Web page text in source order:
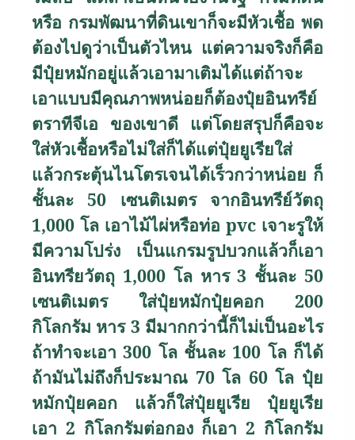
หรือ กรมพัฒนาที่ดินเขาก็จะมีหัวเชื้อ พด
ต้องไปดูว่าเป็นตัวไหน แต่ความจริงก็คือ
มีปุ๋ยหมักอยู่แล้วเอามาเติมได้แต่ถ้าจะ
เอาแบบมีคุณภาพหน่อยก็ต้องปุ๋ยอินทรีย์
ตราทีจีเอ ของเขาดี แต่โดยสรุปก็คือจะ
ใส่หัวเชื้อหรือไม่ใส่ก็ได้แต่ปุ๋ยยูเรียใส่
แล้วกระตุ้นไนโตรเจนได้เร็วกว่าหน่อย ก็
ชั้นละ 50 เซนติเมตร จากอินทรีย์วัตถุ
1,000 โล เอาไม้ไผ่หรือท่อ pvc เจาะรูให้
มีความโปร่ง เป็นแกรมรูปบวกแล้วก็เอา
อินทรียวัตถุ 1,000 โล หาร 3 ชั้นละ 50
เซนติเมตร ใส่ปุ๋ยหมักปุ๋ยคอก 200
กิโลกรัม หาร 3 มีมากกว่านี้ก็ไม่เป็นอะไร
ถ้าทำจะเอา 300 โล ชั้นละ 100 โล ก็ได้
ถ้ามันไม่ถึงก็ประมาณ 70 โล 60 โล ปุ๋ย
หมักปุ๋ยคอก แล้วก็ใส่ปุ๋ยยูเรีย ปุ๋ยยูเรีย
เอา 2 กิโลกรัมต่อกอง ก็เอา 2 กิโลกรัม